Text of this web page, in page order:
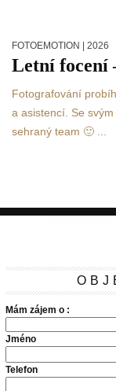
FOTOEMOTION | 2026
Letní focení
Fotografování
a asistencí. Se
sehraný team 🙂 ...
Mám zájem o :
Jméno
Telefon